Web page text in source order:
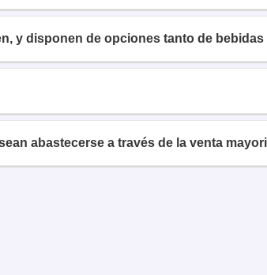
y disponen de opciones tanto de
abastecerse a través de la venta